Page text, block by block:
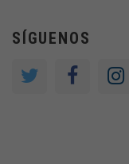
SÍGUENOS